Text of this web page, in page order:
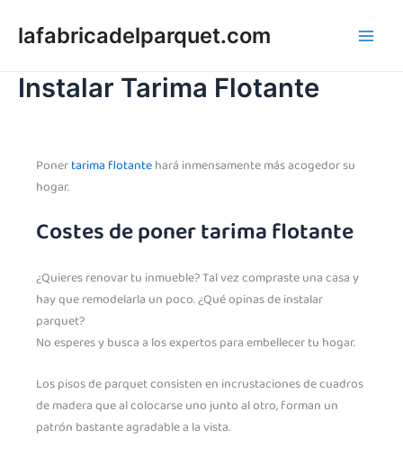
lafabricadelparquet.com
Instalar Tarima Flotante
Ponertarima flotantehará inmensamente más acogedor su
hogar.
Costes de poner tarima flotante
¿Quieres renovar tu inmueble? Tal vez compraste una casa y
hay que remodelarla un poco. ¿Qué opinas de instalar
parquet?
No esperes y busca a los expertos para embellecer tu hogar.
Los pisos de parquet consisten en incrustaciones de cuadros
de madera que al colocarse uno junto al otro, forman un
patrón bastante agradable a la vista.